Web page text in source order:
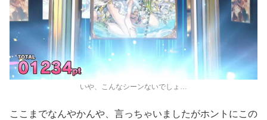
いや、こんなシーンないでしょ…
ここまでなんやかんや、言っちゃいましたがホントにこの